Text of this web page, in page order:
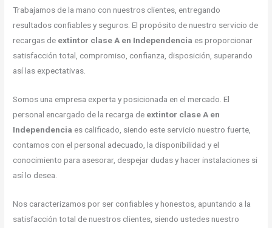
Trabajamos de la mano con nuestros clientes, entregando
resultados confiables y seguros. El propósito de nuestro servicio de
recargas de extintor clase A en Independencia es proporcionar
satisfacción total, compromiso, confianza, disposición, superando
así las expectativas.
Somos una empresa experta y posicionada en el mercado. El
personal encargado de la recarga de extintor clase A en
Independencia es calificado, siendo este servicio nuestro fuerte,
contamos con el personal adecuado, la disponibilidad y el
conocimiento para asesorar, despejar dudas y hacer instalaciones si
así lo desea.
Nos caracterizamos por ser confiables y honestos, apuntando a la
satisfacción total de nuestros clientes, siendo ustedes nuestro